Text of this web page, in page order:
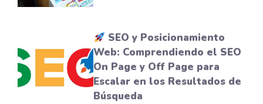
SEO y Posicionamiento
Web: Comprendiendo el SEO
On Page y Off Page para
Escalar en los Resultados de
Búsqueda